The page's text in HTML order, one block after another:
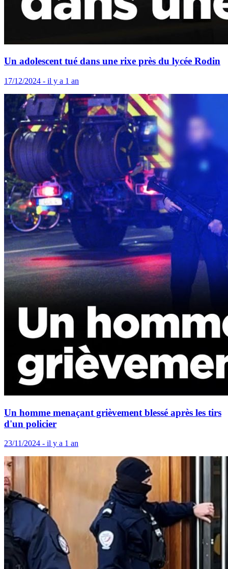
Un adolescent tué dans une rixe près du lycée Rodin
17/12/2024 - il y a 1 an
Un homme menaçant grièvement blessé après les tirs
d'un policier
23/11/2024 - il y a 1 an